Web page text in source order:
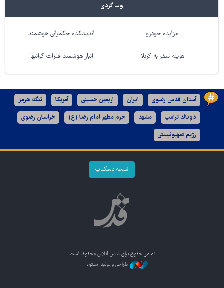
وب گردی
مزایده خودرو اندیشکده حکمرانی هوشمند
هزینه سفر به کربلا انبار هوشمند فلزات گرانبها
آستان قدس رضوی ایران اربعین حسینی آمریکا تنگه هرمز
دونالد ترامپ مشهد حرم مطهر امام رضا (ع) خراسان رضوی
رژیم صهیونیستی
نسخه دسکتاپ
تمامی حقوق برای قدس آنلاین محفوظ است.
طراحی و تولید: نستوه